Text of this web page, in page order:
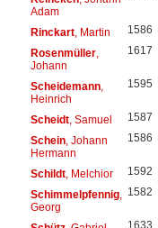
Adam
Rinckart, Martin 1586
Rosenmüller,
Johann
1617
Scheidemann,
Heinrich
1595
Scheidt, Samuel 1587
Schein, Johann
Hermann
1586
Schildt, Melchior 1592
Schimmelpfennig,
Georg
1582
1633